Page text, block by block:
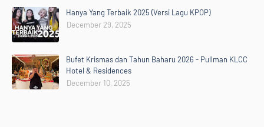
Hanya Yang Terbaik 2025 (Versi Lagu KPOP)
December 29, 2025
Bufet Krismas dan Tahun Baharu 2026 - Pullman KLCC
Hotel & Residences
December 10, 2025